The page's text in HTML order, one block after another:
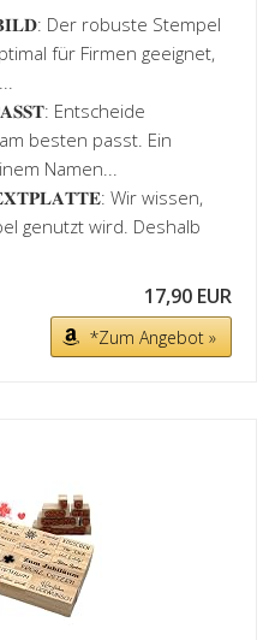
Der robuste Stempel
für Firmen geeignet,
Entscheide
besten passt. Ein
Namen...
Wir wissen,
genutzt wird. Deshalb
17,90 EUR
*Zum Angebot »